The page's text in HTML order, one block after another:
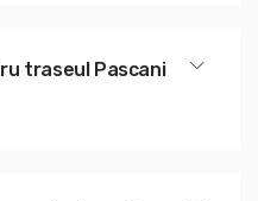
traseul Pascani